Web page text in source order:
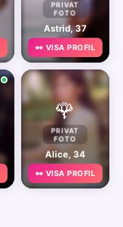
PRIVAT
FOTO
Astrid, 37
👀 VISA PROFIL
🌹
PRIVAT
FOTO
Alice, 34
👀 VISA PROFIL